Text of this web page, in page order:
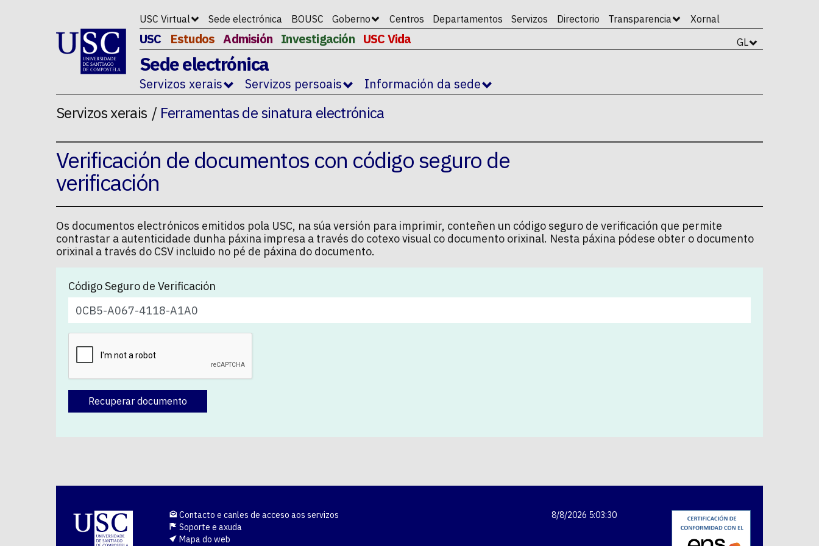
USC Virtual Sede electrónica BOUSC Goberno Centros Departamentos Servizos Directorio Transparencia Xornal
USC Estudos Admisión Investigación USC Vida
Sede electrónica
Servizos xerais Servizos persoais Información da sede
GL
Servizos xerais Ferramentas de sinatura electrónica
Verificación de documentos con código seguro de
verificación
Os documentos electrónicos emitidos pola USC, na súa versión para imprimir, conteñen un código seguro de verificación que permite
contrastar a autenticidade dunha páxina impresa a través do cotexo visual co documento orixinal. Nesta páxina pódese obter o documento
orixinal a través do CSV incluido no pé de páxina do documento.
Código Seguro de Verificación
Recuperar documento
Contacto e canles de acceso aos servizos
Soporte e axuda
Mapa do web
8/8/2026 5:03:31